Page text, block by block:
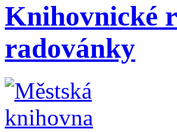
Knihovnické
radovánky